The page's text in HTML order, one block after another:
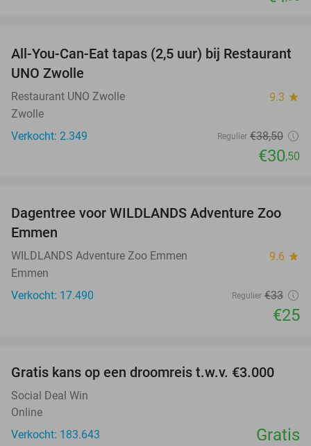
21%
All-You-Can-Eat tapas (2,5 uur) bij Restaurant
UNO Zwolle
Restaurant UNO Zwolle 9.3 star
Zwolle
Verkocht: 2.349
Regulier €38,50
€30,50
24%
Dagentree voor WILDLANDS Adventure Zoo
Emmen
WILDLANDS Adventure Zoo Emmen 9.6 star
Emmen
Verkocht: 17.490
Regulier €33
€25
Gratis kans op een droomreis t.w.v. €3.000
Social Deal Win
Online
Verkocht: 183.643
Gratis